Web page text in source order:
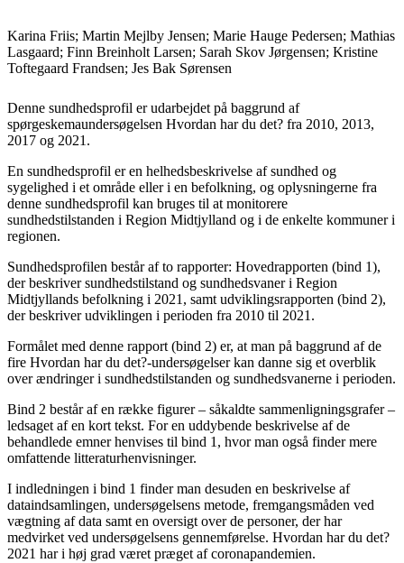
Karina Friis; Martin Mejlby Jensen; Marie Hauge Pedersen; Mathias
Lasgaard; Finn Breinholt Larsen; Sarah Skov Jørgensen; Kristine
Toftegaard Frandsen; Jes Bak Sørensen
Denne sundhedsprofil er udarbejdet på baggrund af
spørgeskemaundersøgelsen Hvordan har du det? fra 2010, 2013,
2017 og 2021.
En sundhedsprofil er en helhedsbeskrivelse af sundhed og
sygelighed i et område eller i en befolkning, og oplysningerne fra
denne sundhedsprofil kan bruges til at monitorere
sundhedstilstanden i Region Midtjylland og i de enkelte kommuner i
regionen.
Sundhedsprofilen består af to rapporter: Hovedrapporten (bind 1),
der beskriver sundhedstilstand og sundhedsvaner i Region
Midtjyllands befolkning i 2021, samt udviklingsrapporten (bind 2),
der beskriver udviklingen i perioden fra 2010 til 2021.
Formålet med denne rapport (bind 2) er, at man på baggrund af de
fire Hvordan har du det?-undersøgelser kan danne sig et overblik
over ændringer i sundhedstilstanden og sundhedsvanerne i perioden.
Bind 2 består af en række figurer – såkaldte sammenligningsgrafer –
ledsaget af en kort tekst. For en uddybende beskrivelse af de
behandlede emner henvises til bind 1, hvor man også finder mere
omfattende litteraturhenvisninger.
I indledningen i bind 1 finder man desuden en beskrivelse af
dataindsamlingen, undersøgelsens metode, fremgangsmåden ved
vægtning af data samt en oversigt over de personer, der har
medvirket ved undersøgelsens gennemførelse. Hvordan har du det?
2021 har i høj grad været præget af coronapandemien.